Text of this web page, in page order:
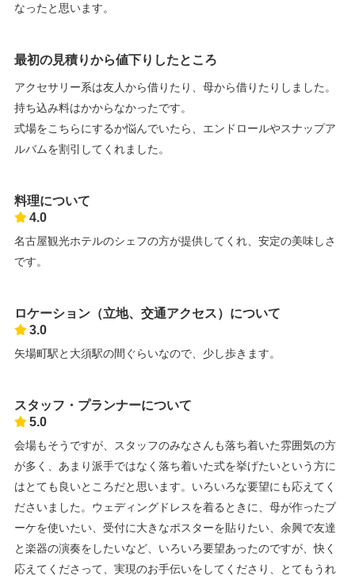
なったと思います。
最初の見積りから値下りしたところ
アクセサリー系は友人から借りたり、母から借りたりしました。
持ち込み料はかからなかったです。
式場をこちらにするか悩んでいたら、エンドロールやスナップア
ルバムを割引してくれました。
料理について
4.0
名古屋観光ホテルのシェフの方が提供してくれ、安定の美味しさ
です。
ロケーション（立地、交通アクセス）について
3.0
矢場町駅と大須駅の間ぐらいなので、少し歩きます。
スタッフ・プランナーについて
5.0
会場もそうですが、スタッフのみなさんも落ち着いた雰囲気の方
が多く、あまり派手ではなく落ち着いた式を挙げたいという方に
はとても良いところだと思います。いろいろな要望にも応えてく
ださいました。ウェディングドレスを着るときに、母が作ったブ
ーケを使いたい、受付に大きなポスターを貼りたい、余興で友達
と楽器の演奏をしたいなど、いろいろ要望あったのですが、快く
応えてくださって、実現のお手伝いをしてくださり、とてもうれ